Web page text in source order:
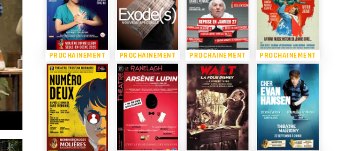
PROCHAINEMENT PROCHAINEMENT PROCHAINEMENT PROCHAINEMENT